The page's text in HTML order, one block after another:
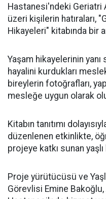
Hastanesi'ndeki Geriatri
üzeri kişilerin hatıraları,
Hikayeleri" kitabında bir
Yaşam hikayelerinin
hayalini kurdukları
bireylerin fotoğrafları,
mesleğe uygun olarak
Kitabın tanıtımı
düzenlenen etkinlikte,
projeye katkı sunan
Proje yürütücüsü ve
Görevlisi Emine